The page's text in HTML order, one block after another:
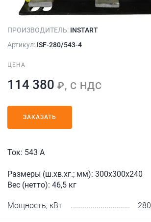
ПРОИЗВОДИТЕЛЬ: INSTART
Артикул: ISF-280/543-4
ЦЕНА
114 380 ₽, С НДС
ЗАКАЗАТЬ
Ток: 543 А
Размеры (ш.хв.хг.; мм): 300x300x240
Вес (нетто): 46,5 кг
Мощность, кВт 280